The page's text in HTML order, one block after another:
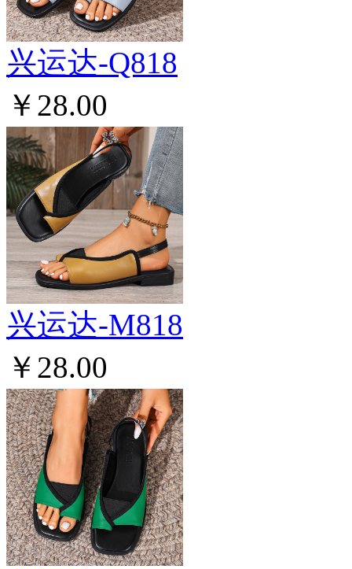
兴运达-Q818
￥28.00
兴运达-M818
￥28.00